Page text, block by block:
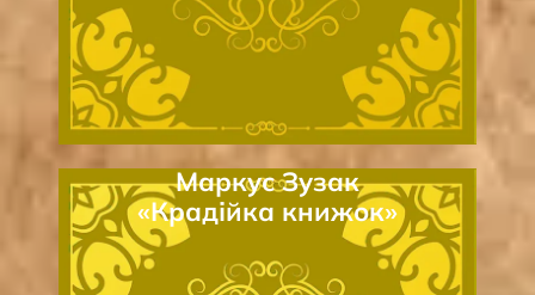
Маркус Зузак
«Крадійка книжок»